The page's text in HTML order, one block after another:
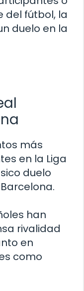
del fútbol, la
duelo en la
más
en la Liga
duelo
han
rivalidad
en
como